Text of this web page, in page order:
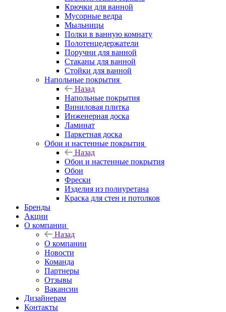
Крючки для ванной
Мусорные ведра
Мыльницы
Полки в ванную комнату
Полотенцедержатели
Поручни для ванной
Стаканы для ванной
Стойки для ванной
Напольные покрытия
Назад
Напольные покрытия
Виниловая плитка
Инженерная доска
Ламинат
Паркетная доска
Обои и настенные покрытия
Назад
Обои и настенные покрытия
Обои
Фрески
Изделия из полиуретана
Краска для стен и потолков
Бренды
Акции
О компании
Назад
О компании
Новости
Команда
Партнеры
Отзывы
Вакансии
Дизайнерам
Контакты